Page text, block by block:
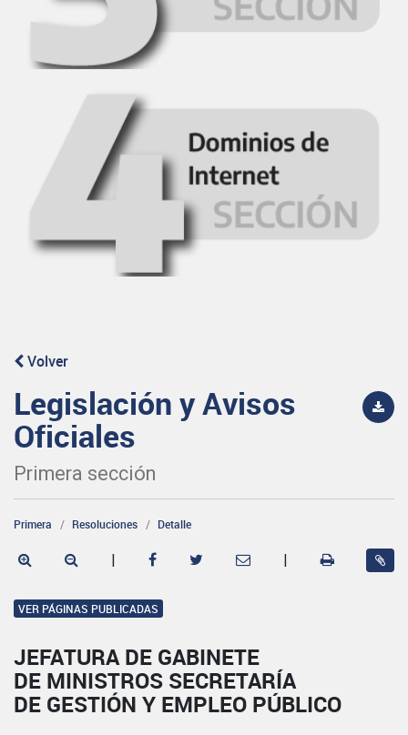
Volver
Legislación y Avisos
Oficiales
Primera sección
Primera Resoluciones Detalle
| |
VER PÁGINAS PUBLICADAS
JEFATURA DE GABINETE
DE MINISTROS SECRETARÍA
DE GESTIÓN Y EMPLEO PÚBLICO